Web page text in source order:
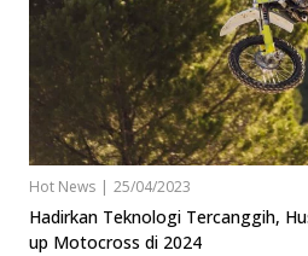
Hot News | 25/04/2023
Hadirkan Teknologi Tercanggih,
up Motocross di 2024